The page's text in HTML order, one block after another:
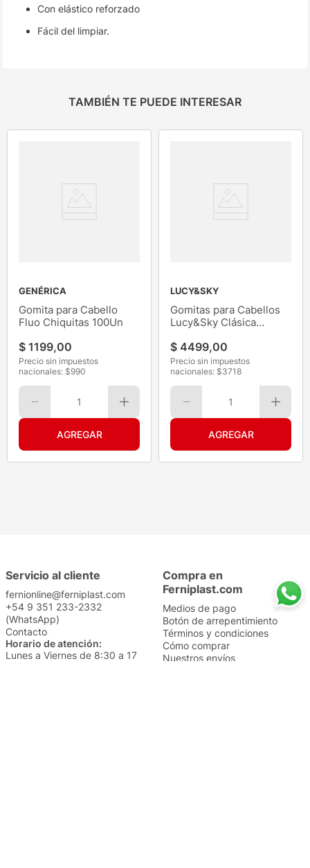
Con elástico reforzado
Fácil del limpiar.
TAMBIÉN TE PUEDE INTERESAR
GENÉRICA
Gomita para Cabello
Fluo Chiquitas 100Un
$ 1199,00
Precio sin impuestos
nacionales: $990
1
LUCY&SKY
Gomitas para Cabellos
Lucy&Sky Clásica
$ 4499,00
Precio sin impuestos
nacionales: $3718
1
Servicio al cliente
fernionline@ferniplast.com
+54 9 351 233-2332
(WhatsApp)
Contacto
Horario de atención:
Lunes a Viernes de 8:30 a 17
Compra en
Ferniplast.com
Medios de pago
Botón de arrepentimiento
Términos y condiciones
Cómo comprar
Nuestros envíos